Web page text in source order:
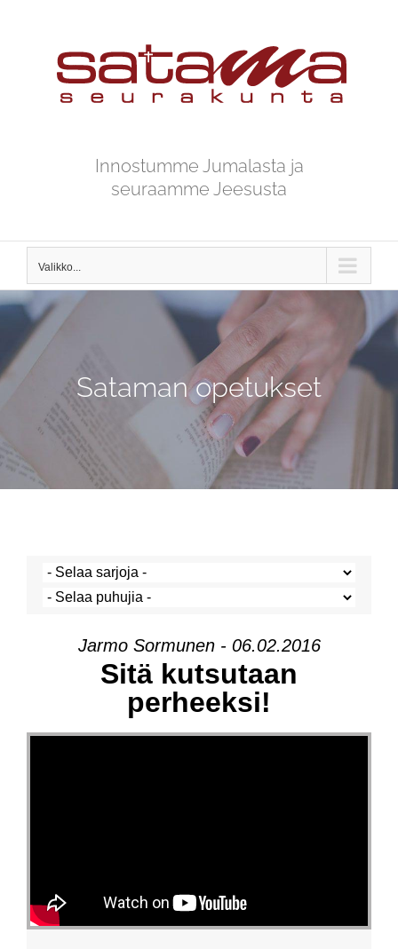
Innostumme Jumalasta ja
seuraamme Jeesusta
Valikko...
Sataman opetukset
Jarmo Sormunen - 06.02.2016
Sitä kutsutaan
perheeksi!